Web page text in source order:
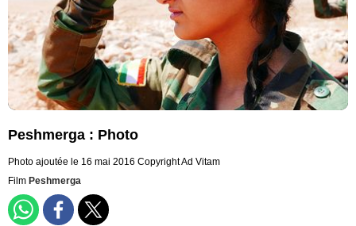
Peshmerga : Photo
Photo ajoutée le 16 mai 2016 Copyright Ad Vitam
Film Peshmerga